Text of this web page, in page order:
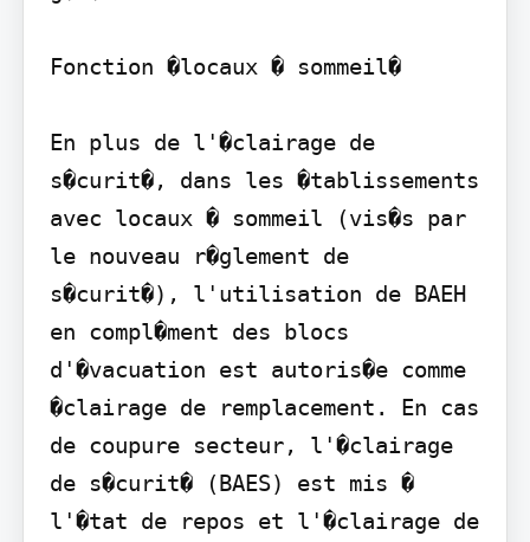
Fonction �locaux � sommeil�
En plus de l'�clairage de
s�curit�, dans les �tablissements
avec locaux � sommeil (vis�s par
le nouveau r�glement de
s�curit�), l'utilisation de BAEH
en compl�ment des blocs
d'�vacuation est autoris�e comme
�clairage de remplacement. En cas
de coupure secteur, l'�clairage
de s�curit� (BAES) est mis �
l'�tat de repos et l'�clairage de